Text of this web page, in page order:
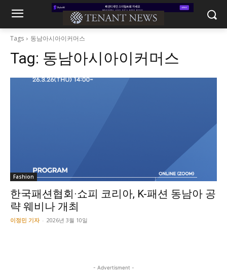
Tags 동남아시아이커머스
Tag: 동남아시아이커머스
Fashion
한국패션협회·쇼피 코리아, K-패션 동남아 공
략 웨비나 개최
이정민 기자 - 2026년 3월 10일
- Advertisment -